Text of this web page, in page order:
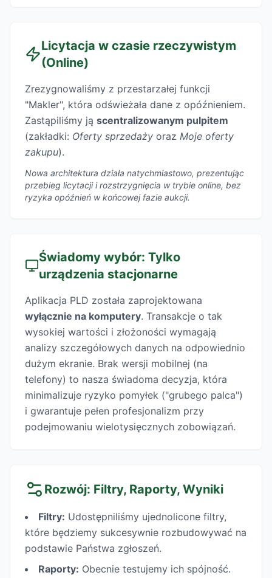
Licytacja w czasie rzeczywistym
(Online)
Zrezygnowaliśmy z przestarzałej funkcji
"Makler", która odświeżała dane z opóźnieniem.
Zastąpiliśmy ją scentralizowanym pulpitem
(zakładki: Oferty sprzedaży oraz Moje oferty
zakupu).
Nowa architektura działa natychmiastowo, prezentując
przebieg licytacji i rozstrzygnięcia w trybie online, bez
ryzyka opóźnień w końcowej fazie aukcji.
Świadomy wybór: Tylko
urządzenia stacjonarne
Aplikacja PLD została zaprojektowana
wyłącznie na komputery. Transakcje o tak
wysokiej wartości i złożoności wymagają
analizy szczegółowych danych na odpowiednio
dużym ekranie. Brak wersji mobilnej (na
telefony) to nasza świadoma decyzja, która
minimalizuje ryzyko pomyłek ("grubego palca")
i gwarantuje pełen profesjonalizm przy
podejmowaniu wielotysięcznych zobowiązań.
Rozwój: Filtry, Raporty, Wyniki
Filtry: Udostępniliśmy ujednolicone filtry,
które będziemy sukcesywnie rozbudowywać na
podstawie Państwa zgłoszeń.
Raporty: Obecnie testujemy ich spójność.